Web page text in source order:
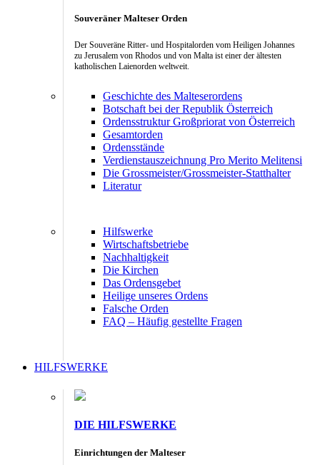
Souveräner Malteser Orden
Der Souveräne Ritter- und Hospitalorden vom Heiligen Johannes
zu Jerusalem von Rhodos und von Malta ist einer der ältesten
katholischen Laienorden weltweit.
Geschichte des Malteserordens
Botschaft bei der Republik Österreich
Ordensstruktur Großpriorat von Österreich
Gesamtorden
Ordensstände
Verdienstauszeichnung Pro Merito Melitensi
Die Grossmeister/Grossmeister-Statthalter
Literatur
Hilfswerke
Wirtschaftsbetriebe
Nachhaltigkeit
Die Kirchen
Das Ordensgebet
Heilige unseres Ordens
Falsche Orden
FAQ – Häufig gestellte Fragen
HILFSWERKE
DIE HILFSWERKE
Einrichtungen der Malteser